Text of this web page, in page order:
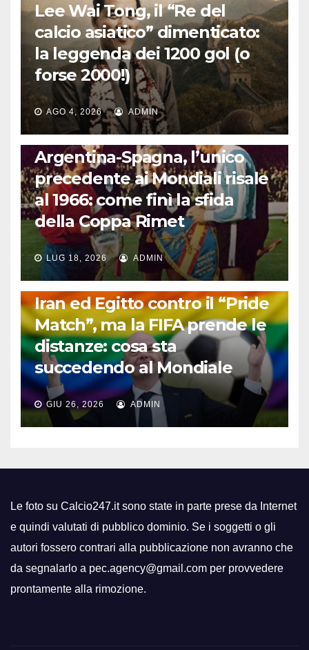
Lee Wai Tong, il “Re del
calcio asiatico” dimenticato:
la leggenda dei 1200 gol (o
forse 2000!)
AGO 4, 2026 ADMIN
CALCIO INTERNAZIONALE
Argentina-Spagna, l’unico
precedente ai Mondiali risale
al 1966: come finì la sfida
della Coppa Rimet
LUG 18, 2026 ADMIN
FUORI DAL CAMPO: CALCIO, GOSSIP E NON SOLO
Iran ed Egitto contro il “Pride
Match”, ma la FIFA prende le
distanze: cosa sta
succedendo al Mondiale
GIU 26, 2026 ADMIN
Le foto su Calcio247.it sono state in parte prese da Internet
e quindi valutati di pubblico dominio. Se i soggetti o gli
autori fossero contrari alla pubblicazione non avranno che
da segnalarlo a pec.agency@gmail.com per provvedere
prontamente alla rimozione.